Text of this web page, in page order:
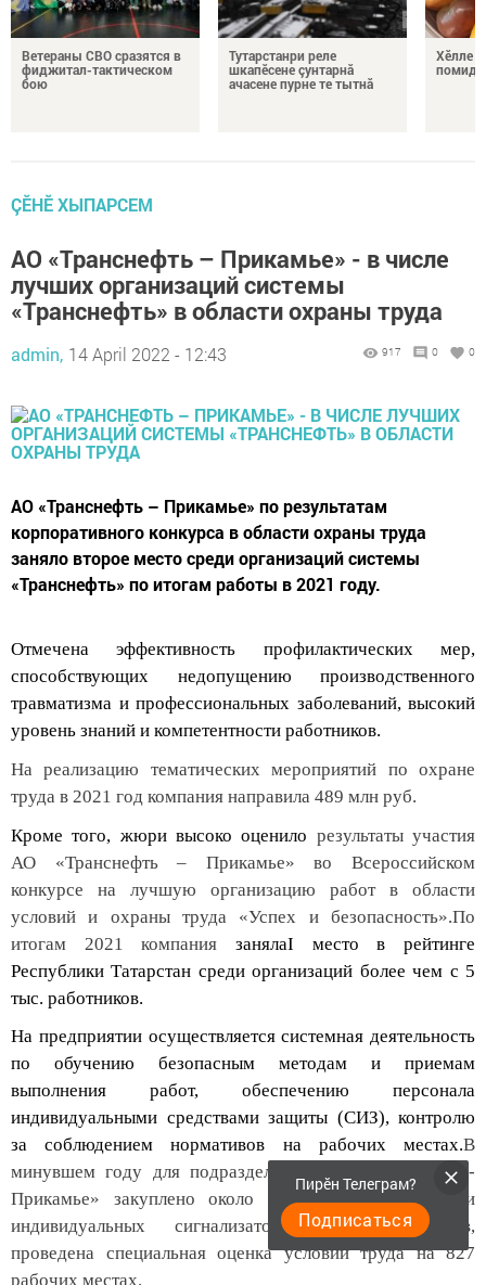
Ветераны СВО сразятся в
фиджитал-тактическом
бою
Тутарстанри реле
шкапӗсене çунтарнă
ачасене пурне те тытнă
Хӗлле
ÇӖНӖ ХЫПАРСЕМ
АО «Транснефть – Прикамье» - в числе
лучших организаций системы
«Транснефть» в области охраны труда
admin, 14 April 2022 - 12:43 917 0 0
АО «Транснефть – Прикамье» по результатам
корпоративного конкурса в области охраны труда
заняло второе место среди организаций системы
«Транснефть» по итогам работы в 2021 году.
Отмечена эффективность профилактических мер,
способствующих недопущению производственного
травматизма и профессиональных заболеваний, высокий
уровень знаний и компетентности работников.
На реализацию тематических мероприятий по охране
труда в 2021 год компания направила 489 млн руб.
Кроме того, жюри высоко оценило результаты участия
АО «Транснефть – Прикамье»во Всероссийском
конкурсе на лучшую организацию работ в области
условий и охраны труда «Успех и безопасность».По
итогам 2021 компания занялаI место в рейтинге
Республики Татарстан среди организаций более чем с 5
тыс. работников.
На предприятии осуществляется системная деятельность
по обучению безопасным методам и приемам
выполнения работ, обеспечению персонала
индивидуальными средствами защиты (СИЗ), контролю
за соблюдением нормативов на рабочих местах.В
минувшем году для подразделений АО «Транснефть -
Прикамье» закуплено около 500 газоанализаторов и
индивидуальных сигнализаторов горючих газов,
проведена специальная оценка условий труда на 827
рабочих местах.
Пирӗн Телеграм?
Подписаться